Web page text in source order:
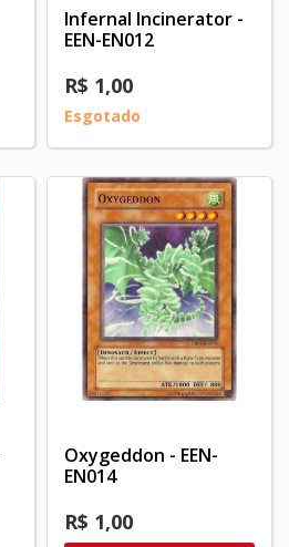
Infernal Incinerator -
EEN-EN012
R$ 1,00
Esgotado
Oxygeddon - EEN-
EN014
R$ 1,00